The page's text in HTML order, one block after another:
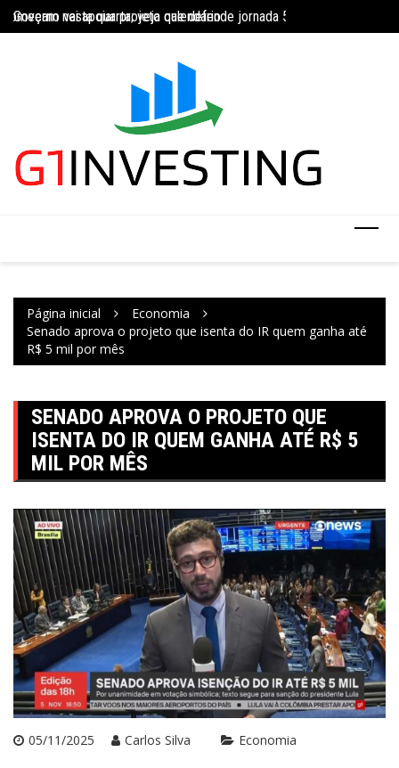
para
nesta quarta; veja calendário
Governo vai apoiar projeto que defende jornada 5×2 com limite de
Página inicial
Economia
Senado aprova o projeto que isenta do IR quem ganha até
R$ 5 mil por mês
SENADO APROVA O PROJETO QUE
ISENTA DO IR QUEM GANHA ATÉ R$ 5
MIL POR MÊS
05/11/2025 Carlos Silva Economia